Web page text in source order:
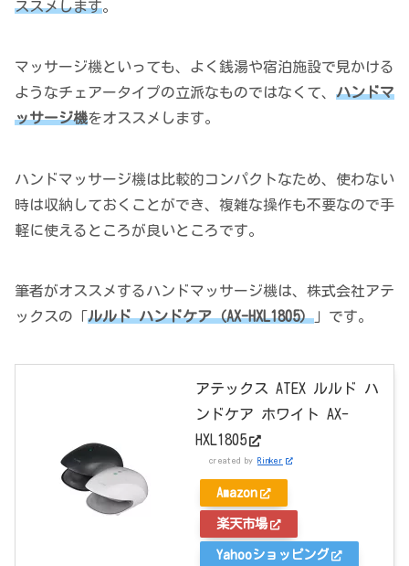
ススメします。
マッサージ機といっても、よく銭湯や宿泊施設で見かける
ようなチェアータイプの立派なものではなくて、 ハンドマ
ッサージ機をオススメします。
ハンドマッサージ機は比較的コンパクトなため、使わない
時は収納しておくことができ、複雑な操作も不要なので手
軽に使えるところが良いところです。
筆者がオススメするハンドマッサージ機は、株式会社アテ
ックスの「 ルルド ハンドケア（AX-HXL1805） 」です。
アテックス ATEX ルルド ハ
ンドケア ホワイト AX-
HXL1805
created by Rinker
Amazon
楽天市場
Yahooショッピング